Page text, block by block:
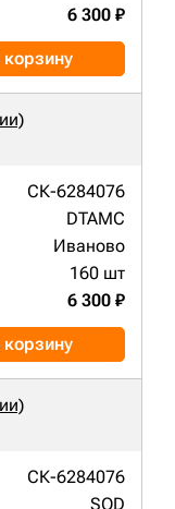
6 300 ₽
корзину
СК-6284076
DTAMC
Иваново
160 шт
6 300 ₽
корзину
СК-6284076
SOD